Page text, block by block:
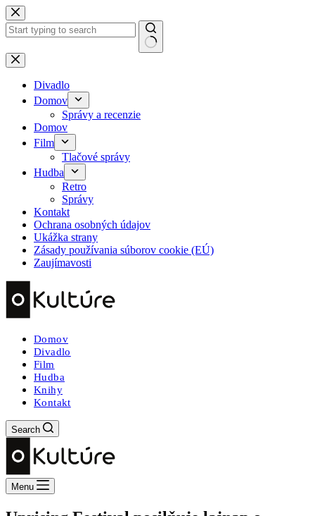
Skip
to
content
No
results
Divadlo
Domov
Správy a recenzie
Domov
Film
Tlačové správy
Hudba
Retro
Správy
Kontakt
Ochrana osobných údajov
Ukážka strany
Zásady používania súborov cookie (EÚ)
Zaujímavosti
Domov
Divadlo
Film
Hudba
Knihy
Kontakt
Search
Menu